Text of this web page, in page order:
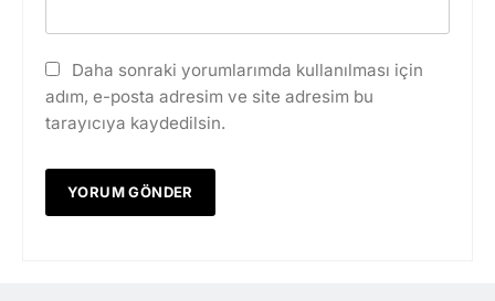
Daha sonraki yorumlarımda kullanılması için
adım, e-posta adresim ve site adresim bu
tarayıcıya kaydedilsin.